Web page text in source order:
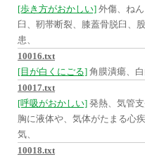
[歩き方がおかしい] 外傷、ね
臼、靭帯断裂、膝蓋骨脱臼、
患、
10016.txt
[目が白くにごる] 角膜潰瘍、
10017.txt
[呼吸がおかしい] 発熱、気管
胸に液体や、気体がたまる心
気、
10018.txt